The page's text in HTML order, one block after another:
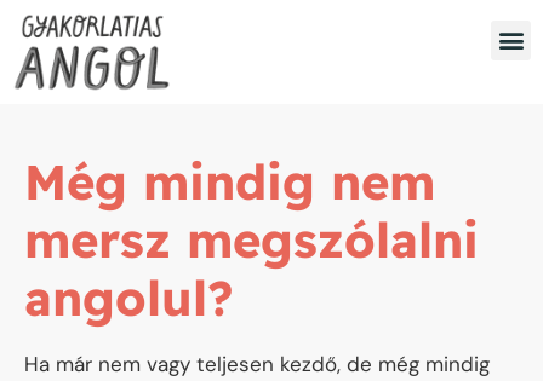
Még mindig nem
mersz megszólalni
angolul?
Ha már nem vagy teljesen kezdő, de még mindig